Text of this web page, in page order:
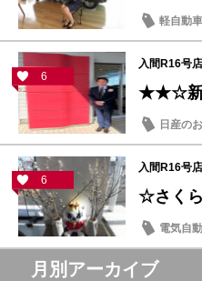
軽自動車
6
入間R16号店
★★☆新
日産の
6
入間R16号店
☆さく
電気自
月別アーカイブ